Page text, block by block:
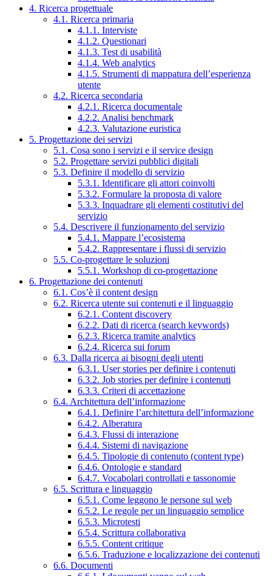
4. Ricerca progettuale
4.1. Ricerca primaria
4.1.1. Interviste
4.1.2. Questionari
4.1.3. Test di usabilità
4.1.4. Web analytics
4.1.5. Strumenti di mappatura dell’esperienza
utente
4.2. Ricerca secondaria
4.2.1. Ricerca documentale
4.2.2. Analisi benchmark
4.2.3. Valutazione euristica
5. Progettazione dei servizi
5.1. Cosa sono i servizi e il service design
5.2. Progettare servizi pubblici digitali
5.3. Definire il modello di servizio
5.3.1. Identificare gli attori coinvolti
5.3.2. Formulare la proposta di valore
5.3.3. Inquadrare gli elementi costitutivi del
servizio
5.4. Descrivere il funzionamento del servizio
5.4.1. Mappare l’ecosistema
5.4.2. Rappresentare i flussi di servizio
5.5. Co-progettare le soluzioni
5.5.1. Workshop di co-progettazione
6. Progettazione dei contenuti
6.1. Cos’è il content design
6.2. Ricerca utente sui contenuti e il linguaggio
6.2.1. Content discovery
6.2.2. Dati di ricerca (search keywords)
6.2.3. Ricerca tramite analytics
6.2.4. Ricerca sui forum
6.3. Dalla ricerca ai bisogni degli utenti
6.3.1. User stories per definire i contenuti
6.3.2. Job stories per definire i contenuti
6.3.3. Criteri di accettazione
6.4. Architettura dell’informazione
6.4.1. Definire l’architettura dell’informazione
6.4.2. Alberatura
6.4.3. Flussi di interazione
6.4.4. Sistemi di navigazione
6.4.5. Tipologie di contenuto (content type)
6.4.6. Ontologie e standard
6.4.7. Vocabolari controllati e tassonomie
6.5. Scrittura e linguaggio
6.5.1. Come leggono le persone sul web
6.5.2. Le regole per un linguaggio semplice
6.5.3. Microtesti
6.5.4. Scrittura collaborativa
6.5.5. Content critique
6.5.6. Traduzione e localizzazione dei contenuti
6.6. Documenti